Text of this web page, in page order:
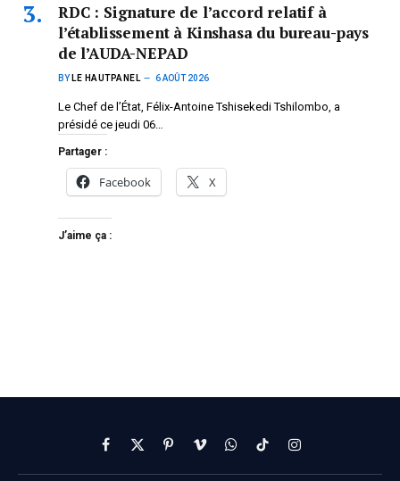
RDC : Signature de l’accord relatif à
l’établissement à Kinshasa du bureau-pays
de l’AUDA-NEPAD
BY LE HAUTPANEL 6 AOÛT 2026
Le Chef de l’État, Félix-Antoine Tshisekedi Tshilombo, a
présidé ce jeudi 06…
Partager :
Facebook X
J’aime ça :
Facebook
X
(Twitter)
PinterestVimeoWhatsApp
TikTokInstagram